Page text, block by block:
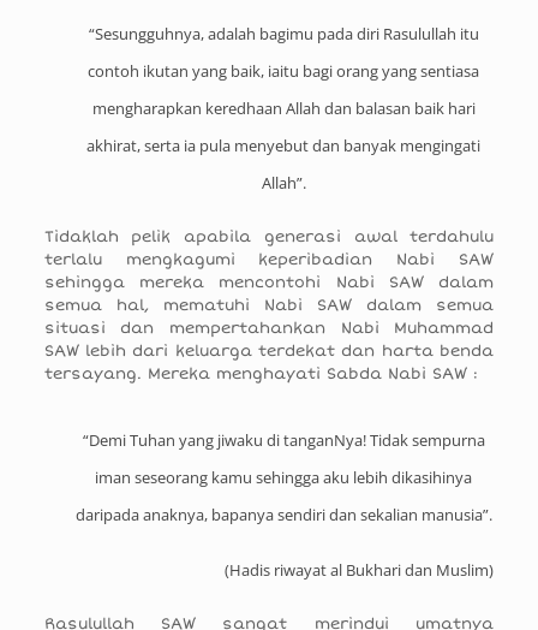
“Sesungguhnya, adalah bagimu pada diri Rasulullah itu
contoh ikutan yang baik, iaitu bagi orang yang sentiasa
mengharapkan keredhaan Allah dan balasan baik hari
akhirat, serta ia pula menyebut dan banyak mengingati
Allah”.
Tidaklah pelik apabila generasi awal terdahulu
terlalu mengkagumi keperibadian Nabi SAW
sehingga mereka mencontohi Nabi SAW dalam
semua hal, mematuhi Nabi SAW dalam semua
situasi dan mempertahankan Nabi Muhammad
SAW lebih dari keluarga terdekat dan harta benda
tersayang. Mereka menghayati Sabda Nabi SAW :
“Demi Tuhan yang jiwaku di tanganNya! Tidak sempurna
iman seseorang kamu sehingga aku lebih dikasihinya
daripada anaknya, bapanya sendiri dan sekalian manusia”.
(Hadis riwayat al Bukhari dan Muslim)
Rasulullah SAW sangat merindui umatnya